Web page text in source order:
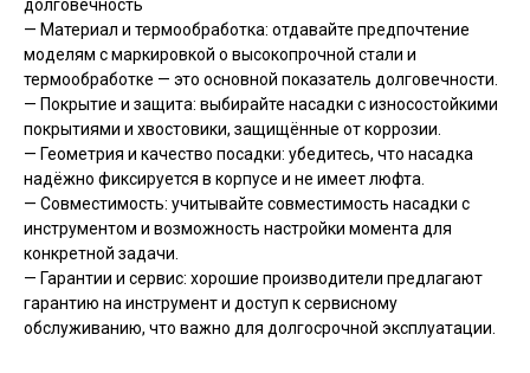
долговечность
— Материал и термообработка: отдавайте предпочтение
моделям с маркировкой о высокопрочной стали и
термообработке — это основной показатель долговечности.
— Покрытие и защита: выбирайте насадки с износостойкими
покрытиями и хвостовики, защищённые от коррозии.
— Геометрия и качество посадки: убедитесь, что насадка
надёжно фиксируется в корпусе и не имеет люфта.
— Совместимость: учитывайте совместимость насадки с
инструментом и возможность настройки момента для
конкретной задачи.
— Гарантии и сервис: хорошие производители предлагают
гарантию на инструмент и доступ к сервисному
обслуживанию, что важно для долгосрочной эксплуатации.